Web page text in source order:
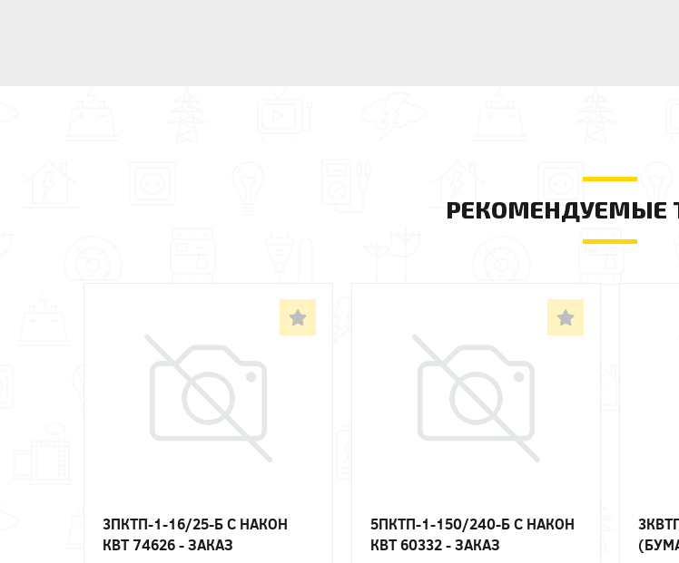
РЕКОМЕНДУЕМЫЕ
3ПКТП-1-16/25-Б С НАКОН
КВТ 74626 - ЗАКАЗ
5ПКТП-1-150/240-Б С НАКОН
КВТ 60332 - ЗАКАЗ